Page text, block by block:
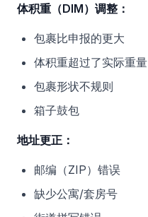
体积重（DIM）调整：
包裹比申报的更大
体积重超过了实际重量
包裹形状不规则
箱子鼓包
地址更正：
邮编（ZIP）错误
缺少公寓/套房号